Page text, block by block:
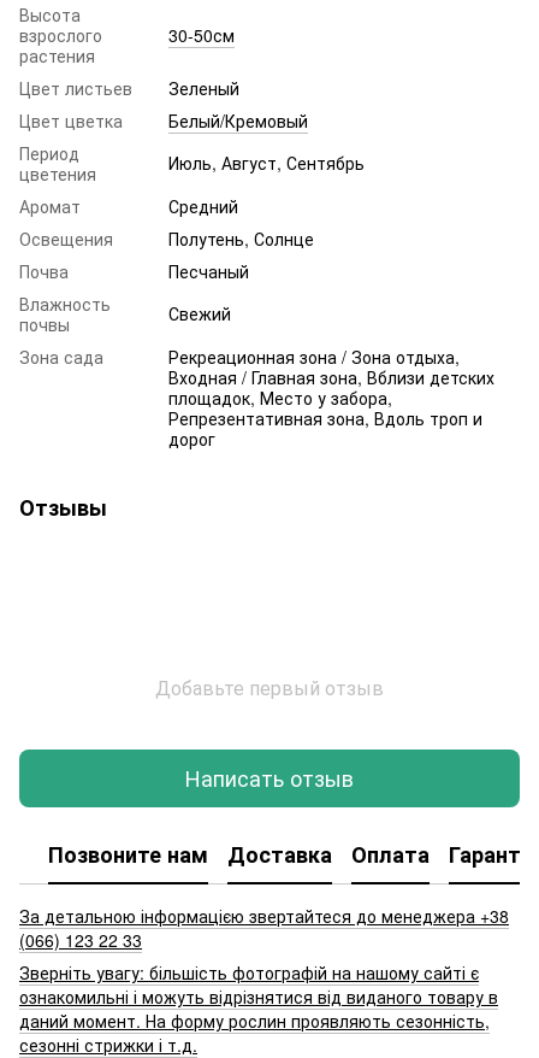
Высота
взрослого
растения
30-50см
Цвет листьев
Зеленый
Цвет цветка
Белый/Кремовый
Период
цветения
Июль, Август, Сентябрь
Аромат
Средний
Освещения
Полутень, Солнце
Почва
Песчаный
Влажность
почвы
Свежий
Зона сада
Рекреационная зона / Зона отдыха,
Входная / Главная зона, Вблизи детских
площадок, Место у забора,
Репрезентативная зона, Вдоль троп и
дорог
Отзывы
Добавьте первый отзыв
Написать отзыв
Позвоните нам Доставка Оплата
За детальною інформацією звертайтеся до менеджера +38
(066) 123 22 33
Зверніть увагу: більшість фотографій на нашому сайті є
ознакомильні і можуть відрізнятися від виданого товару в
даний момент. На форму рослин проявляють сезонність,
сезонні стрижки і т.д.